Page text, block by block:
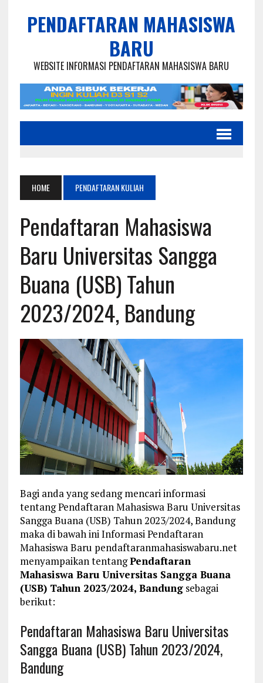
PENDAFTARAN MAHASISWA
BARU
WEBSITE INFORMASI PENDAFTARAN MAHASISWA BARU
HOME PENDAFTARAN KULIAH
Pendaftaran Mahasiswa
Baru Universitas Sangga
Buana (USB) Tahun
2023/2024, Bandung
Bagi anda yang sedang mencari informasi
tentang Pendaftaran Mahasiswa Baru Universitas
Sangga Buana (USB) Tahun 2023/2024, Bandung
maka di bawah ini Informasi Pendaftaran
Mahasiswa Baru pendaftaranmahasiswabaru.net
menyampaikan tentangPendaftaran
Mahasiswa Baru Universitas Sangga Buana
(USB) Tahun 2023/2024, Bandungsebagai
berikut:
Pendaftaran Mahasiswa Baru Universitas
Sangga Buana (USB) Tahun 2023/2024,
Bandung